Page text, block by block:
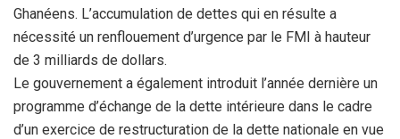
Ghanéens. L’accumulation de dettes qui en résulte a
nécessité un renflouement d’urgence par le FMI à hauteur
de 3 milliards de dollars.
Le gouvernement a également introduit l’année dernière un
programme d’échange de la dette intérieure dans le cadre
d’un exercice de restructuration de la dette nationale en vue